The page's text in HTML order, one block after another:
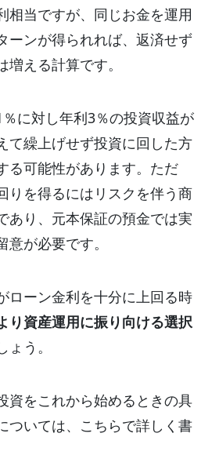
相当ですが、同じお金を運用
ーンが得られれば、返済せず
える計算です。
に対し年利3％の投資収益が
て繰上げせず投資に回した方
る可能性があります。ただ
りを得るにはリスクを伴う商
あり、元本保証の預金では実
が必要です。
ローン金利を十分に上回る時
り資産運用に振り向ける選択
ょう。
資をこれから始めるときの具
ついては、こちらで詳しく書